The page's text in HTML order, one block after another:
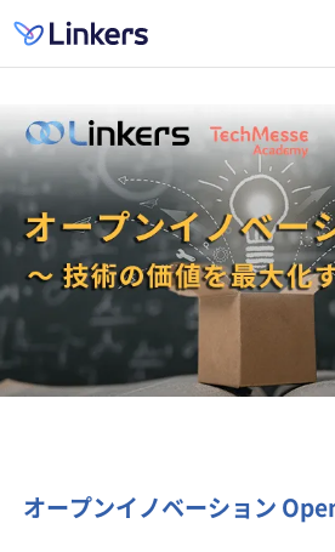
オープンイノベーション